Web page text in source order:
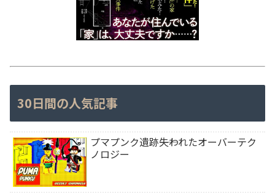
30日間の人気記事
プマプンク遺跡――失われたオーバーテク
ノロジー